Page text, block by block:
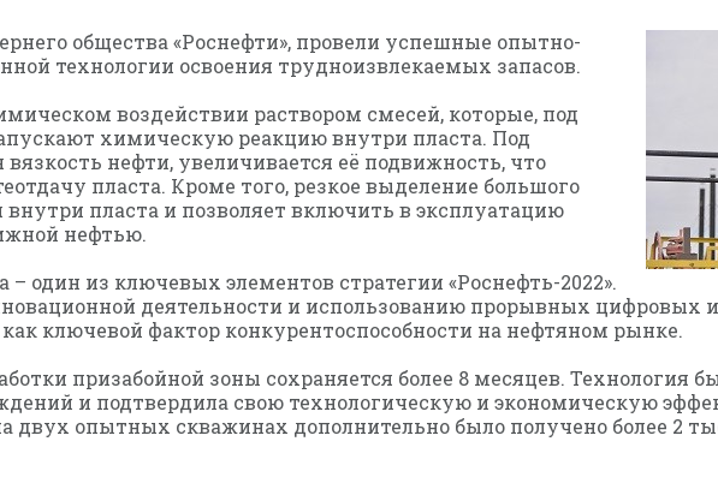
общества «Роснефти», провели успешные опытно-
технологии освоения трудноизвлекаемых запасов.
воздействии раствором смесей, которые, под
химическую реакцию внутри пласта. Под
нефти, увеличивается её подвижность, что
пласта. Кроме того, резкое выделение большого
пласта и позволяет включить в эксплуатацию
нефтью.
– один из ключевых элементов стратегии «Роснефть-2022».
деятельности и использованию прорывных цифровых
ключевой фактор конкурентоспособности на нефтяном рынке.
призабойной зоны сохраняется более 8 месяцев. Технология
и подтвердила свою технологическую и экономическую
двух опытных скважинах дополнительно было получено более 2